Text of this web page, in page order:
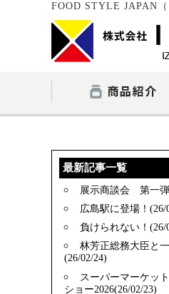
FOOD STYLE JAPAN
最新記事一覧
展示商談会 第一弾
広島駅に登場！(26/
負けられない！(26/
林芳正総務大臣と一
(26/02/24)
スーパーマーケッ
ショー2026(26/02/23)